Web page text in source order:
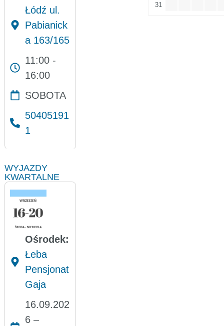
Łódź ul.
Pabianick
a 163/165
11:00 -
16:00
SOBOTA
50405191
1
WYJAZDY
KWARTALNE
Ośrodek:
Łeba
Pensjonat
Gaja
16.09.202
6 –
31